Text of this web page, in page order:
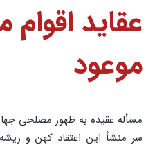
عقاید
موعود
مسأله عقیده به ظهور مصلحى
سر منشأ این اعتقاد کهن و